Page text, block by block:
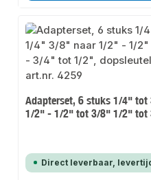
Adapterset, 6 stuks 1/4"
1/2" - 1/2" tot 3/8" 1/2"
Direct leverbaar,